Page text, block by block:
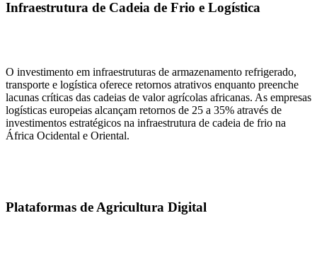
Infraestrutura de Cadeia de Frio e Logística
O investimento em infraestruturas de armazenamento refrigerado,
transporte e logística oferece retornos atrativos enquanto preenche
lacunas críticas das cadeias de valor agrícolas africanas. As empresas
logísticas europeias alcançam retornos de 25 a 35% através de
investimentos estratégicos na infraestrutura de cadeia de frio na
África Ocidental e Oriental.
Plataformas de Agricultura Digital